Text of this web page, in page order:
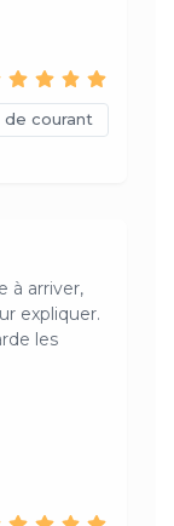
de courant
à arriver,
expliquer.
les